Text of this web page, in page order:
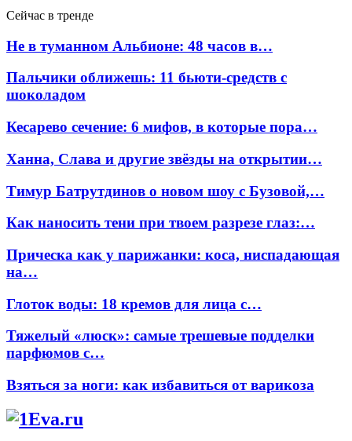
Сейчас в тренде
Не в туманном Альбионе: 48 часов в…
Пальчики оближешь: 11 бьюти-средств с
шоколадом
Кесарево сечение: 6 мифов, в которые пора…
Ханна, Слава и другие звёзды на открытии…
Тимур Батрутдинов о новом шоу с Бузовой,…
Как наносить тени при твоем разрезе глаз:…
Прическа как у парижанки: коса, ниспадающая
на…
Глоток воды: 18 кремов для лица с…
Тяжелый «люск»: самые трешевые подделки
парфюмов с…
Взяться за ноги: как избавиться от варикоза